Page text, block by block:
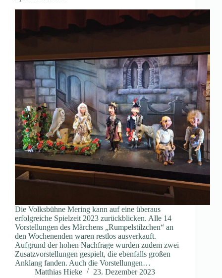
Die Volksbühne Mering kann auf eine überaus
erfolgreiche Spielzeit 2023 zurückblicken. Alle 14
Vorstellungen des Märchens „Rumpelstilzchen“ an
den Wochenenden waren restlos ausverkauft.
Aufgrund der hohen Nachfrage wurden zudem zwei
Zusatzvorstellungen gespielt, die ebenfalls großen
Anklang fanden. Auch die Vorstellungen…
Matthias Hieke
23. Dezember 2023